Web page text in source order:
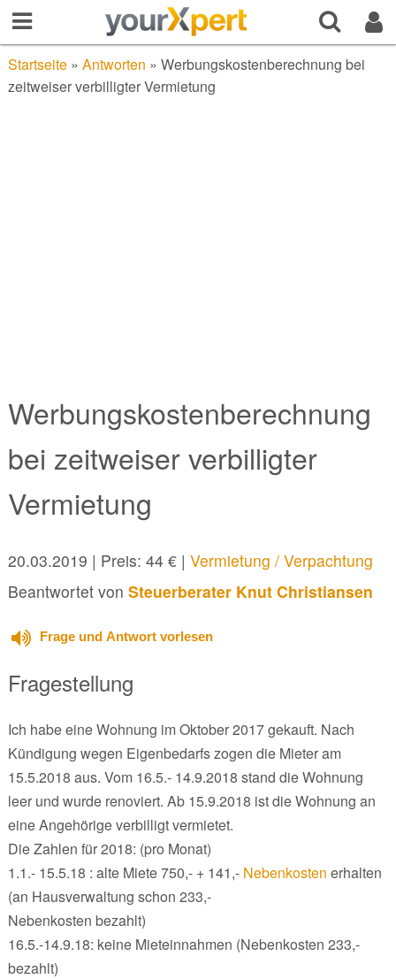
Startseite» Antworten » Werbungskostenberechnung bei
zeitweiser verbilligter Vermietung
Werbungskostenberechnung
bei zeitweiser verbilligter
Vermietung
20.03.2019 | Preis: 44 € | Vermietung / Verpachtung
Beantwortet von Steuerberater Knut Christiansen
Frage und Antwort vorlesen
Fragestellung
Ich habe eine Wohnung im Oktober 2017 gekauft. Nach
Kündigung wegen Eigenbedarfs zogen die Mieter am
15.5.2018 aus. Vom 16.5.- 14.9.2018 stand die Wohnung
leer und wurde renoviert. Ab 15.9.2018 ist die Wohnung an
eine Angehörige verbilligt vermietet.
Die Zahlen für 2018: (pro Monat)
1.1.- 15.5.18 : alte Miete 750,- + 141,- Nebenkosten erhalten
(an Hausverwaltung schon 233,-
Nebenkosten bezahlt)
16.5.-14.9.18: keine Mieteinnahmen (Nebenkosten 233,-
bezahlt)